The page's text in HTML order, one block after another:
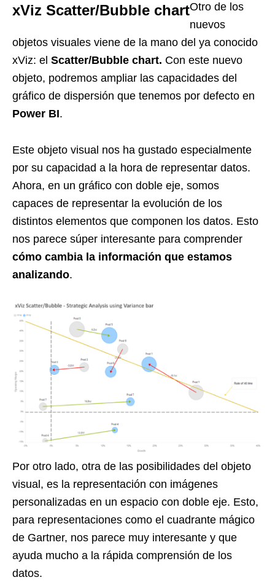
xViz Scatter/Bubble chartOtro de los
nuevos
objetos visuales viene de la mano del ya conocido
xViz: el Scatter/Bubble chart. Con este nuevo
objeto, podremos ampliar las capacidades del
gráfico de dispersión que tenemos por defecto en
Power BI.
Este objeto visual nos ha gustado especialmente
por su capacidad a la hora de representar datos.
Ahora, en un gráfico con doble eje, somos
capaces de representar la evolución de los
distintos elementos que componen los datos. Esto
nos parece súper interesante para comprender
cómo cambia la información que estamos
analizando.
Por otro lado, otra de las posibilidades del objeto
visual, es la representación con imágenes
personalizadas en un espacio con doble eje. Esto,
para representaciones como el cuadrante mágico
de Gartner, nos parece muy interesante y que
ayuda mucho a la rápida comprensión de los
datos.